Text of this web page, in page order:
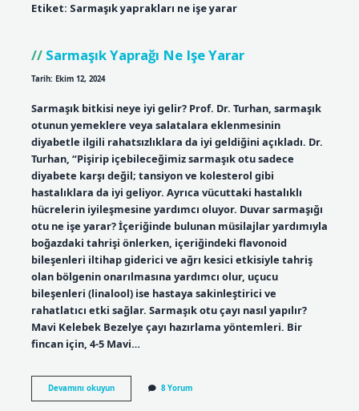
Etiket: Sarmaşık yaprakları ne işe yarar
Sarmaşık Yaprağı Ne Işe Yarar
Tarih: Ekim 12, 2024
Sarmaşık bitkisi neye iyi gelir? Prof. Dr. Turhan, sarmaşık
otunun yemeklere veya salatalara eklenmesinin
diyabetle ilgili rahatsızlıklara da iyi geldiğini açıkladı. Dr.
Turhan, “Pişirip içebileceğimiz sarmaşık otu sadece
diyabete karşı değil; tansiyon ve kolesterol gibi
hastalıklara da iyi geliyor. Ayrıca vücuttaki hastalıklı
hücrelerin iyileşmesine yardımcı oluyor. Duvar sarmaşığı
otu ne işe yarar? İçeriğinde bulunan müsilajlar yardımıyla
boğazdaki tahrişi önlerken, içeriğindeki flavonoid
bileşenleri iltihap giderici ve ağrı kesici etkisiyle tahriş
olan bölgenin onarılmasına yardımcı olur, uçucu
bileşenleri (linalool) ise hastaya sakinleştirici ve
rahatlatıcı etki sağlar. Sarmaşık otu çayı nasıl yapılır?
Mavi Kelebek Bezelye çayı hazırlama yöntemleri. Bir
fincan için, 4-5 Mavi…
Devamını okuyunSarmaşık
Yaprağı
8 Yorum